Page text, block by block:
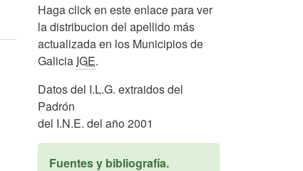
Haga click en este enlace para ver
la distribucion del apellido más
actualizada en los Municipios de
Galicia IGE.
Datos del I.L.G. extraidos del
Padrón
del I.N.E. del año 2001
Fuentes y bibliografía.